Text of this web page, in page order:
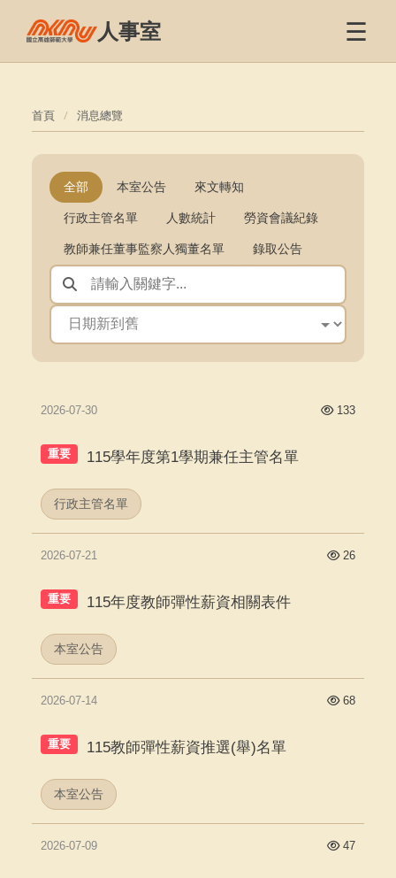
人事室 ☰
首頁 消息總覽
全部 本室公告 來文轉知
行政主管名單 人數統計 勞資會議紀錄
教師兼任董事監察人獨董名單 錄取公告
2026-07-30
行政主管名單
重要 115學年度第1學期兼任主管名單
133
2026-07-21
本室公告
重要 115年度教師彈性薪資相關表件
26
2026-07-14
本室公告
重要 115教師彈性薪資推選(舉)名單
68
2026-07-09 47